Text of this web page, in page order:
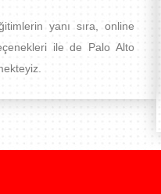
yanı sıra, online
ile de Palo Alto